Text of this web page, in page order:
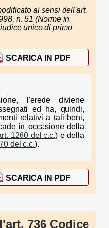
ai sensi dell'art.
n. 51 (Norme in
unico di primo
SCARICA IN PDF
l'erede diviene
ed ha, quindi,
relativi a tali beni,
in occasione della
1260 del c.c.) e della
del c.c.).
SCARICA IN PDF
736 Codice